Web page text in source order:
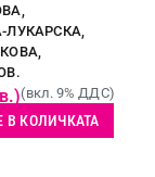
ЛУКАРСКА,
(вкл. 9% ДДС)
В КОЛИЧКАТА